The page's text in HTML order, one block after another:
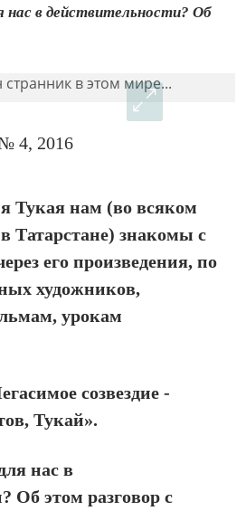
в действительности? Об
4, 2016
Тукая нам (во всяком
Татарстане) знакомы с
его произведения, по
художников,
урокам
созвездие -
Тукай».
нас в
Об этом разговор с